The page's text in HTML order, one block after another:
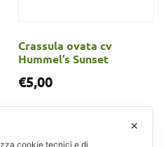
Crassula ovata cv
Hummel’s Sunset
€5,00
✕
cookie tecnici e di